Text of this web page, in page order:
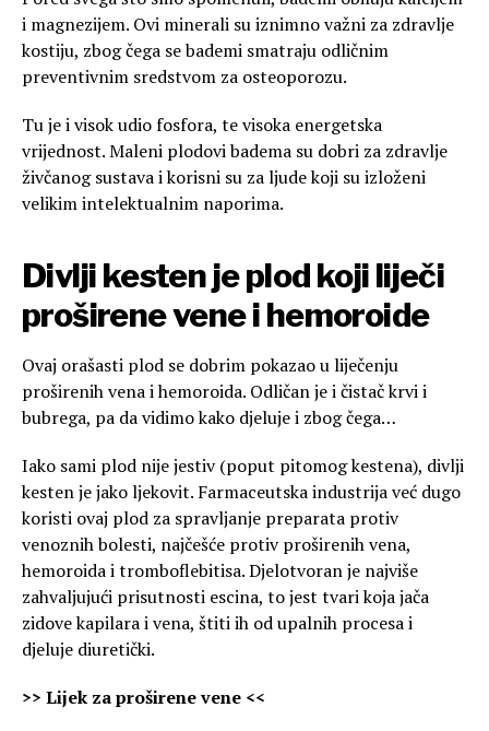
i magnezijem. Ovi minerali su iznimno važni za zdravlje
kostiju, zbog čega se bademi smatraju odličnim
preventivnim sredstvom za osteoporozu.
Tu je i visok udio fosfora, te visoka energetska
vrijednost. Maleni plodovi badema su dobri za zdravlje
živčanog sustava i korisni su za ljude koji su izloženi
velikim intelektualnim naporima.
Divlji kesten je plod koji liječi
proširene vene i hemoroide
Ovaj orašasti plod se dobrim pokazao u liječenju
proširenih vena i hemoroida. Odličan je i čistač krvi i
bubrega, pa da vidimo kako djeluje i zbog čega…
Iako sami plod nije jestiv (poput pitomog kestena), divlji
kesten je jako ljekovit. Farmaceutska industrija već dugo
koristi ovaj plod za spravljanje preparata protiv
venoznih bolesti, najčešće protiv proširenih vena,
hemoroida i tromboflebitisa. Djelotvoran je najviše
zahvaljujući prisutnosti escina, to jest tvari koja jača
zidove kapilara i vena, štiti ih od upalnih procesa i
djeluje diuretički.
>> Lijek za proširene vene <<